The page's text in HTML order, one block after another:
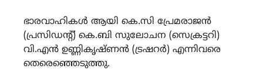
ഭാരവാഹികൾ ആയി കെ.സി പ്രേമരാജൻ
(പ്രസിഡന്റ്) കെ.ബി സുലോചന (സെക്രട്ടറി)
വി.എൻ ഉണ്ണികൃഷ്ണൻ (ട്രഷറർ) എന്നിവരെ
തെരെഞ്ഞെടുത്തു.